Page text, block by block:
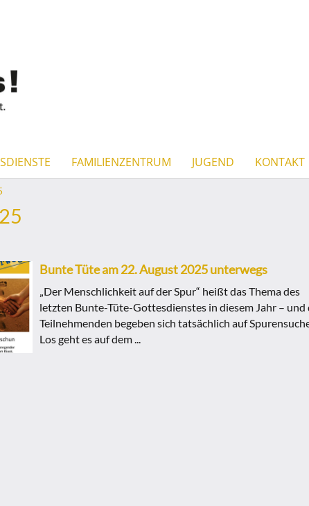
FAMILIENZENTRUM JUGEND KONTAKT
Bunte Tüte am 22. August 2025 unterwegs
„Der Menschlichkeit auf der Spur“ heißt das Thema des
letzten Bunte-Tüte-Gottesdienstes in diesem Jahr – und
Teilnehmenden begeben sich tatsächlich auf
Los geht es auf dem ...